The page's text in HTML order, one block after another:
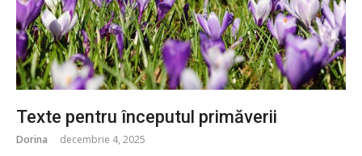
Texte pentru începutul primăverii
Dorina decembrie 4, 2025